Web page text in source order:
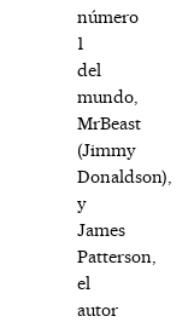
número
1
del
mundo,
MrBeast
(Jimmy
Donaldson),
y
James
Patterson,
el
autor